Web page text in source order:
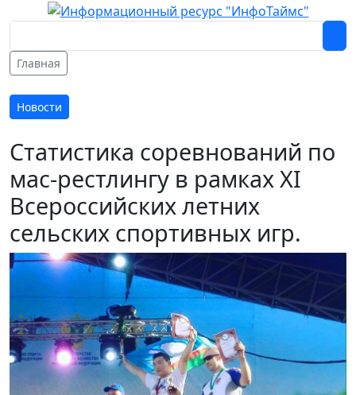
Главная
Новости
Статистика соревнований по
мас-рестлингу в рамках XI
Всероссийских летних
сельских спортивных игр.